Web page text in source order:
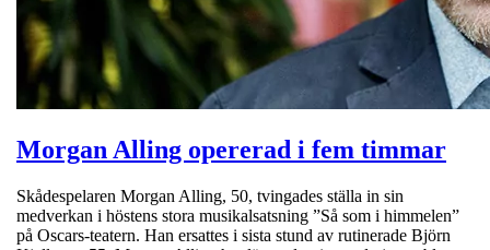
Morgan Alling opererad i fem timmar
Skådespelaren Morgan Alling, 50, tvingades ställa in sin
medverkan i höstens stora musikalsatsning ”Så som i himmelen”
på Oscars-teatern. Han ersattes i sista stund av rutinerade Björn